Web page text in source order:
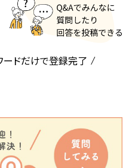
ードだけで登録完了